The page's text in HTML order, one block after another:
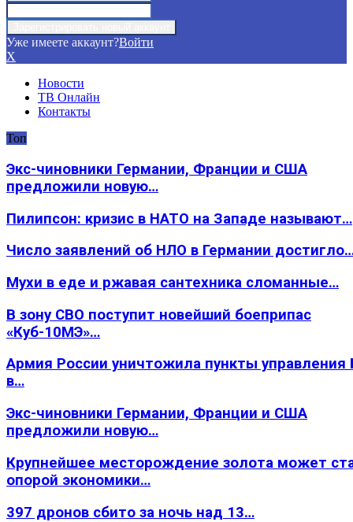
Уже имеете аккаунт?Войти
X
Новости
ТВ Онлайн
Контакты
Топ
Экс-чиновники Германии, Франции и США
предложили новую…
Пилипсон: кризис в НАТО на Западе называют…
Число заявлений об НЛО в Германии
Мухи в еде и ржавая сантехника сломанные…
В зону СВО поступит новейший боеприпас
«Куб-10МЭ»…
Армия России уничтожила пункты
в…
Экс-чиновники Германии, Франции и США
предложили новую…
Крупнейшее месторождение золота может
опорой экономики…
397 дронов сбито за ночь над 13…